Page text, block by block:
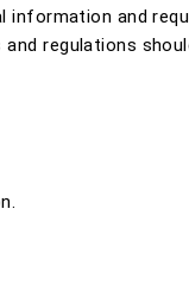
information and
regulations